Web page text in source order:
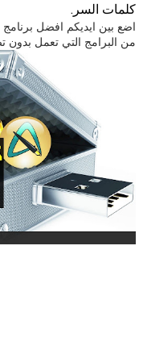
كلمات السر.
اضع بين ايديكم افضل
من البرامج التي تعمل